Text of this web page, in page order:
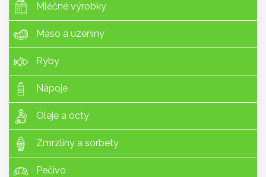
Mléčné výrobky
Maso a uzeniny
Ryby
Nápoje
Oleje a octy
Zmrzliny a sorbety
Pečivo